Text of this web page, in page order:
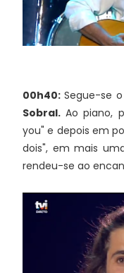
00h40: Segue-se
Sobral. Ao piano,
you" e depois em
dois", em mais
rendeu-se ao